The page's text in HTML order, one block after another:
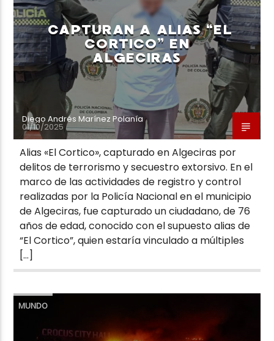
Neiva Estereo
CAPTURAN A ALIAS “EL
CORTICO” EN
ALGECIRAS
Diego Andrés Marínez Polanía
01/10/2025
Alias «El Cortico», capturado en Algeciras por
delitos de terrorismo y secuestro extorsivo. En el
marco de las actividades de registro y control
realizadas por la Policía Nacional en el municipio
de Algeciras, fue capturado un ciudadano, de 76
años de edad, conocido con el supuesto alias de
“El Cortico”, quien estaría vinculado a múltiples
[…]
MUNDO